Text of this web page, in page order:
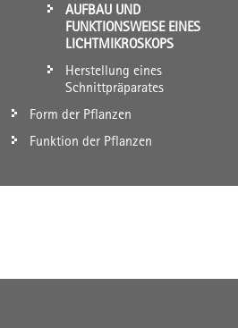
AUFBAU UND
FUNKTIONSWEISE EINES
LICHTMIKROSKOPS
Herstellung eines
Schnittpräparates
Form der Pflanzen
Funktion der Pflanzen